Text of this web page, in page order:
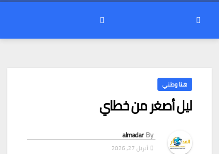
هنا وطني
ليل أصغر من خطاي
By
almadar
أبريل 27, 2026